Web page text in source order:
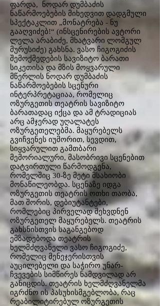
ფარდა, ნოდარ დუმბაძის
ნაწარმოებების მიხედვით დადგმული
სპექტაკლით „მონატრება - ნუ
გააღვიძებ!“ (ინსცენირების ავტორი
ლელა არაბიძე, მხატვარი ლომგულ
მურუსიძე) გახსნა. ვასო ჩიგოგიძის
შემოქმედების სავიზიტო ბარათი
სიკეთისა და მზის მოყვარული
მწერლის ნოდარ დუმბაძის
ნაწარმოებების სცენური
ინტერპრეტაციაა, რომელიც
ოზურგეთის თეატრის სავიზიტო
ბარათადაც იქცა და ამ ტრადიციას
არც ამჯერად უღალატეს
ოზურგეთელებმა. მაყურებელს
გვიჩვენეს იუმორით, სევდით,
სიყვარულით გამთბარი
მემორიალური, მასობრივი სცენებით
დატვირთული წარმოდგენა,
რომელშიც 30-ზე მეტი მსახიობი
მონაწილეობდა. სცენაზე იდგა
ოზურგეთის თეატრის ოთხი თაობა,
მათ შორის, დებიუტანტები,
რომლებიც პირველად შეხვდნენ
ოზურგეთელ მაყურებელს. თეატრის
გახსნისთვის საგანგებოდ
ემზადებოდა თეატრის
ხელმძღვანელი ვასო ჩიგოგიძე,
რომელიც მენეჯერისთვის
აუცილებელი და საჭირო უნარ-
ჩვევების სიმწირეს ნამდვილად არ
განიცდის. თეატრის ხელმძღვანელმა
იგრძნო ის პასუხისმგებლობა, რაც
რეაბილიტირებულ ოზურგეთის